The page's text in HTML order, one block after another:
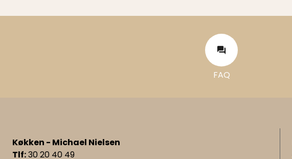
FAQ
FAQ
Køkken - Michael Nielsen
Tlf:30 20 40 49